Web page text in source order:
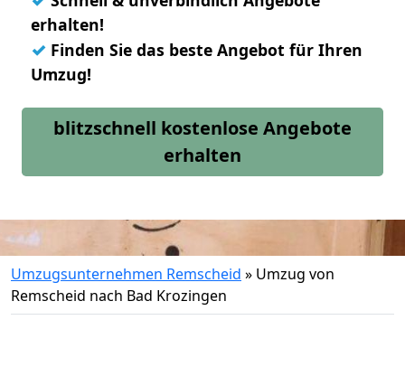
erhalten!
✓ Finden Sie das beste Angebot für Ihren
Umzug!
blitzschnell kostenlose Angebote
erhalten
Umzugsunternehmen Remscheid » Umzug von
Remscheid nach Bad Krozingen